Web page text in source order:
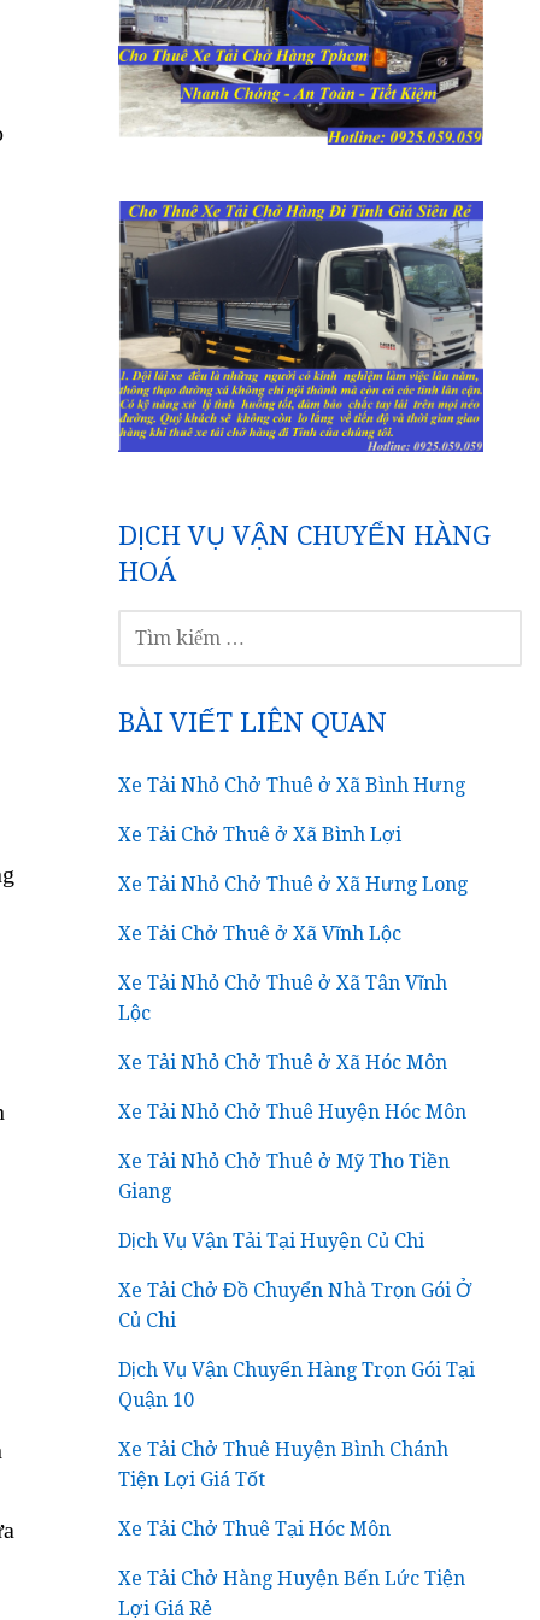
DỊCH VỤ VẬN CHUYỂN HÀNG
HOÁ
KIẾM
BÀI VIẾT LIÊN QUAN
Xe Tải Nhỏ Chở Thuê ở Xã Bình Hưng
Xe Tải Chở Thuê ở Xã Bình Lợi
Xe Tải Nhỏ Chở Thuê ở Xã Hưng Long
Xe Tải Chở Thuê ở Xã Vĩnh Lộc
Xe Tải Nhỏ Chở Thuê ở Xã Tân Vĩnh
Lộc
Xe Tải Nhỏ Chở Thuê ở Xã Hóc Môn
Xe Tải Nhỏ Chở Thuê Huyện Hóc Môn
Xe Tải Nhỏ Chở Thuê ở Mỹ Tho Tiền
Giang
Dịch Vụ Vận Tải Tại Huyện Củ Chi
Xe Tải Chở Đồ Chuyển Nhà Trọn Gói Ở
Củ Chi
Dịch Vụ Vận Chuyển Hàng Trọn Gói Tại
Quận 10
Xe Tải Chở Thuê Huyện Bình Chánh
Tiện Lợi Giá Tốt
Xe Tải Chở Thuê Tại Hóc Môn
Xe Tải Chở Hàng Huyện Bến Lức Tiện
Lợi Giá Rẻ